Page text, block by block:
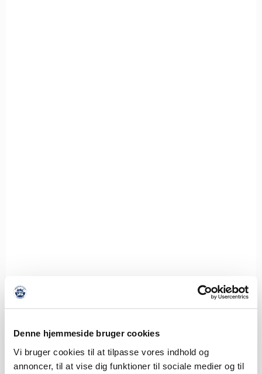
Denne hjemmeside bruger cookies
Vi bruger cookies til at tilpasse vores indhold og
annoncer, til at vise dig funktioner til sociale medier og til
THISTED FC VENTER I 2. RUNDE AF BETANO
POKALEN
6. AUGUST 2026